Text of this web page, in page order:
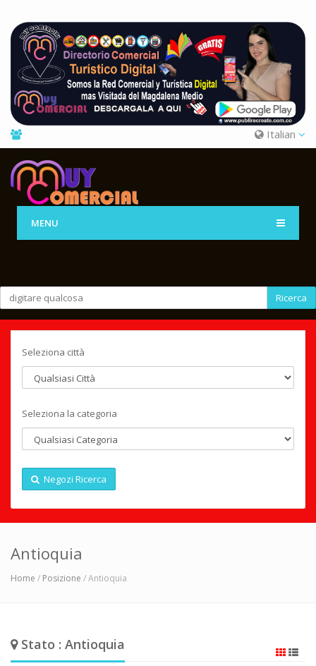
Italian
MENU
Ricerca
Seleziona città
Seleziona la categoria
Negozi Ricerca
Antioquia
Home / Posizione / Antioquia
Stato : Antioquia